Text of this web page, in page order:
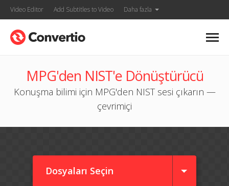
Video Editor Add Subtitles to Video Daha fazla
MPG'den NIST'e Dönüştürücü
Konuşma bilimi için MPG'den NIST sesi çıkarın —
çevrimiçi
Dosyaları Seçin